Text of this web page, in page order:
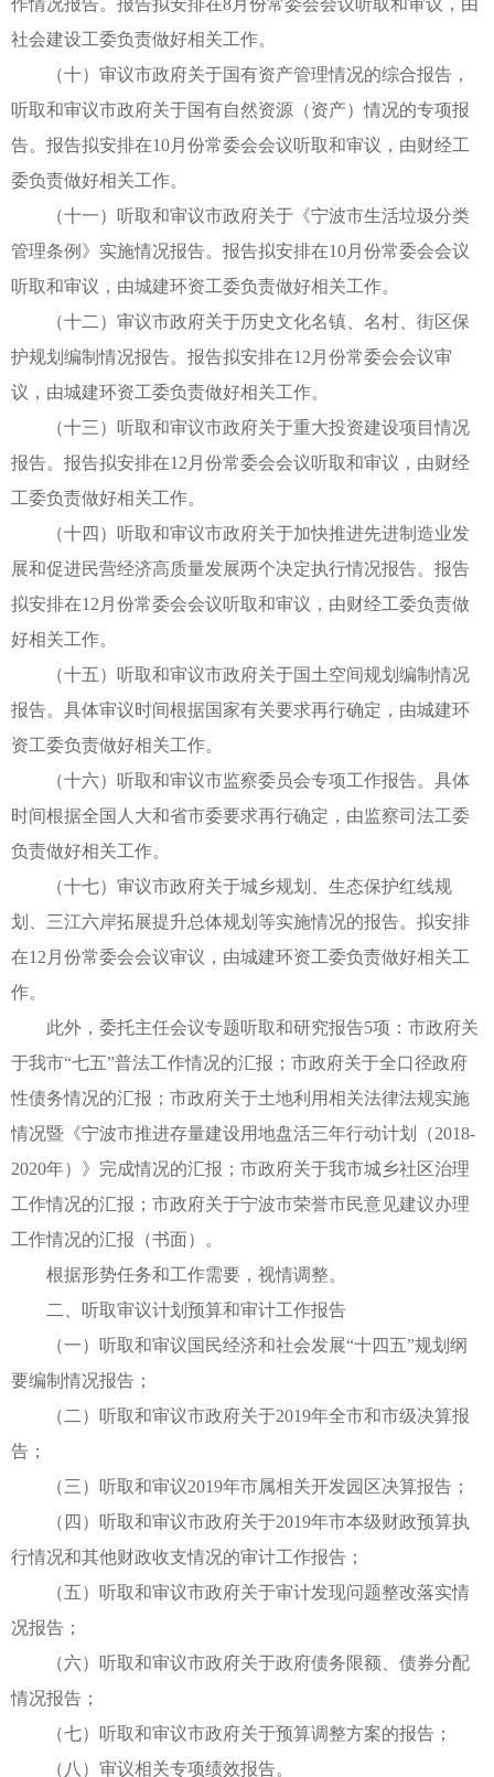
作情况报告。报告拟安排在8月份常委会会议听取和审议，由
社会建设工委负责做好相关工作。
（十）审议市政府关于国有资产管理情况的综合报告，
听取和审议市政府关于国有自然资源（资产）情况的专项报
告。报告拟安排在10月份常委会会议听取和审议，由财经工
委负责做好相关工作。
（十一）听取和审议市政府关于《宁波市生活垃圾分类
管理条例》实施情况报告。报告拟安排在10月份常委会会议
听取和审议，由城建环资工委负责做好相关工作。
（十二）审议市政府关于历史文化名镇、名村、街区保
护规划编制情况报告。报告拟安排在12月份常委会会议审
议，由城建环资工委负责做好相关工作。
（十三）听取和审议市政府关于重大投资建设项目情况
报告。报告拟安排在12月份常委会会议听取和审议，由财经
工委负责做好相关工作。
（十四）听取和审议市政府关于加快推进先进制造业发
展和促进民营经济高质量发展两个决定执行情况报告。报告
拟安排在12月份常委会会议听取和审议，由财经工委负责做
好相关工作。
（十五）听取和审议市政府关于国土空间规划编制情况
报告。具体审议时间根据国家有关要求再行确定，由城建环
资工委负责做好相关工作。
（十六）听取和审议市监察委员会专项工作报告。具体
时间根据全国人大和省市委要求再行确定，由监察司法工委
负责做好相关工作。
（十七）审议市政府关于城乡规划、生态保护红线规
划、三江六岸拓展提升总体规划等实施情况的报告。拟安排
在12月份常委会会议审议，由城建环资工委负责做好相关工
作。
此外，委托主任会议专题听取和研究报告5项：市政府关
于我市“七五”普法工作情况的汇报；市政府关于全口径政府
性债务情况的汇报；市政府关于土地利用相关法律法规实施
情况暨《宁波市推进存量建设用地盘活三年行动计划（2018-
2020年）》完成情况的汇报；市政府关于我市城乡社区治理
工作情况的汇报；市政府关于宁波市荣誉市民意见建议办理
工作情况的汇报（书面）。
根据形势任务和工作需要，视情调整。
二、听取审议计划预算和审计工作报告
（一）听取和审议国民经济和社会发展“十四五”规划纲
要编制情况报告；
（二）听取和审议市政府关于2019年全市和市级决算报
告；
（三）听取和审议2019年市属相关开发园区决算报告；
（四）听取和审议市政府关于2019年市本级财政预算执
行情况和其他财政收支情况的审计工作报告；
（五）听取和审议市政府关于审计发现问题整改落实情
况报告；
（六）听取和审议市政府关于政府债务限额、债券分配
情况报告；
（七）听取和审议市政府关于预算调整方案的报告；
（八）审议相关专项绩效报告。